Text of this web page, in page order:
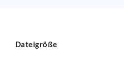
Dateigröße